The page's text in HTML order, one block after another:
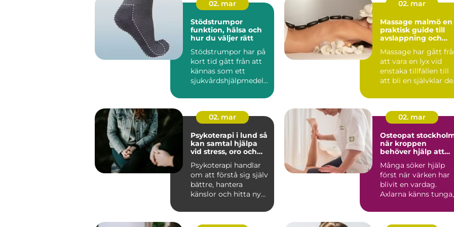
02. mar
Stödstrumpor
funktion, hälsa och
hur du väljer rätt
Stödstrumpor har på
kort tid gått från att
kännas som ett
sjukvårdshjälpmedel
02. mar
Massage malmö en
praktisk guide till
avslappning och
Massage har gått
att vara en lyx vid
enstaka tillfällen till
att bli en självklar
02. mar
Psykoterapi i lund så
kan samtal hjälpa
vid stress, oro och
Psykoterapi handlar
om att förstå sig själv
bättre, hantera
känslor och hitta nya
02. mar
Osteopat
när kroppen
behöver hjälp att
Många söker hjälp
först när värken har
blivit en vardag.
Axlarna känns tunga,
protesterar...